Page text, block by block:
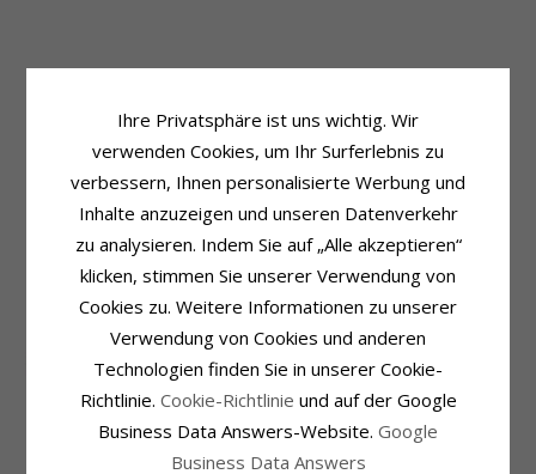
Anhänger
Stahl
Oberfläche: Polierter
KUNDEN KAUFTEN AUCH
Elegant Marguerite
Ihre Privatsphäre ist uns wichtig. Wir
verwenden Cookies, um Ihr Surferlebnis zu
verbessern, Ihnen personalisierte Werbung und
Inhalte anzuzeigen und unseren Datenverkehr
zu analysieren. Indem Sie auf „Alle akzeptieren“
klicken, stimmen Sie unserer Verwendung von
Cookies zu. Weitere Informationen zu unserer
Verwendung von Cookies und anderen
Technologien finden Sie in unserer Cookie-
Richtlinie. Cookie-Richtlinie und auf der Google
Business Data Answers-Website. Google
Business Data Answers